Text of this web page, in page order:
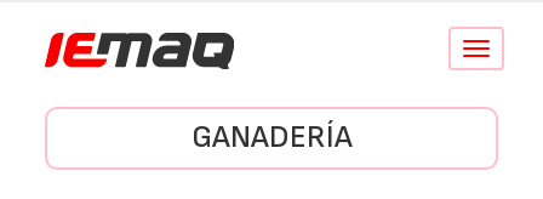
Conmutar
GANADERÍA